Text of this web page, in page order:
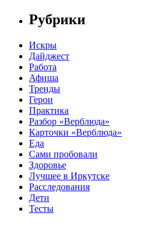
Рубрики
Искры
Дайджест
Работа
Афиша
Тренды
Герои
Практика
Разбор «Верблюда»
Карточки «Верблюда»
Еда
Сами пробовали
Здоровье
Лучшее в Иркутске
Расследования
Дети
Тесты